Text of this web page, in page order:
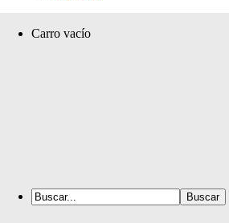
Carro vacío